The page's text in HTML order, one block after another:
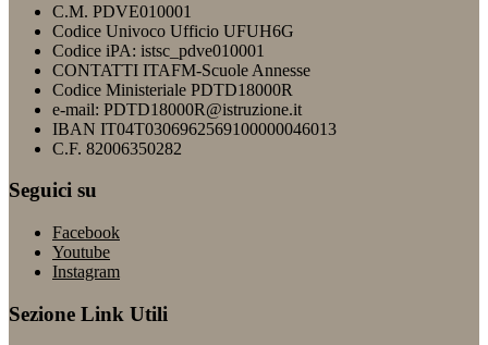
C.M. PDVE010001
Codice Univoco Ufficio UFUH6G
Codice iPA: istsc_pdve010001
CONTATTI ITAFM-Scuole Annesse
Codice Ministeriale PDTD18000R
e-mail: PDTD18000R@istruzione.it
IBAN IT04T0306962569100000046013
C.F. 82006350282
Seguici su
Facebook
Youtube
Instagram
Sezione Link Utili